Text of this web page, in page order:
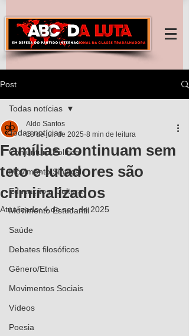
Post
Todas notícias
Conjuntura Política
Movimento Sindical
Educação e Cultura
Movimento Estudantil
Saúde
Debates filosóficos
Gênero/Etnia
Movimentos Sociais
Vídeos
Poesia
Todas notícias
Famílias continuam sem
teto e lutadores são
criminalizados
Aldo Santos
18 de jul. de 2025 8 min de leitura
Atualizado:4 de set. de 2025